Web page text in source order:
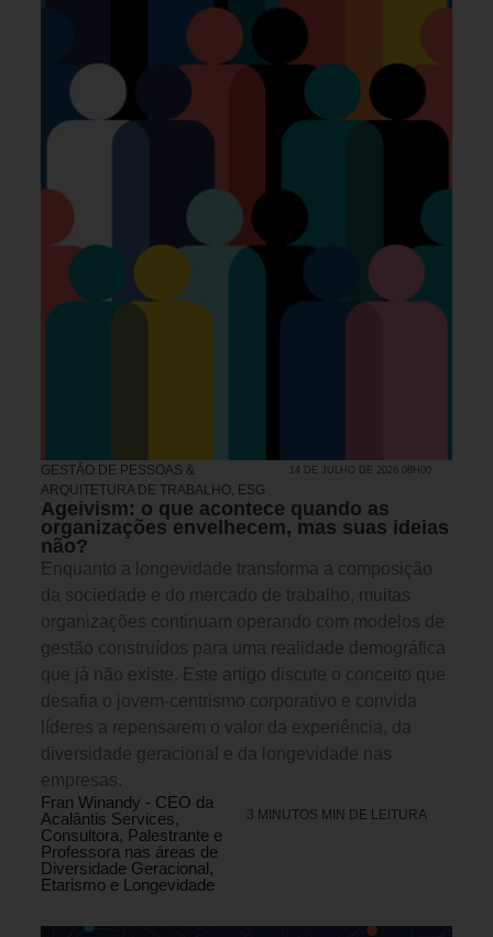
GESTÃO DE PESSOAS &
ARQUITETURA DE TRABALHO, ESG
14 DE JULHO DE 2026 08H00
Ageivism: o que acontece quando as
organizações envelhecem, mas suas ideias
não?
Enquanto a longevidade transforma a composição
da sociedade e do mercado de trabalho, muitas
organizações continuam operando com modelos de
gestão construídos para uma realidade demográfica
que já não existe. Este artigo discute o conceito que
desafia o jovem-centrismo corporativo e convida
líderes a repensarem o valor da experiência, da
diversidade geracional e da longevidade nas
empresas.
Fran Winandy - CEO da
Acalântis Services,
Consultora, Palestrante e
Professora nas áreas de
Diversidade Geracional,
Etarismo e Longevidade
3 MINUTOS MIN DE LEITURA